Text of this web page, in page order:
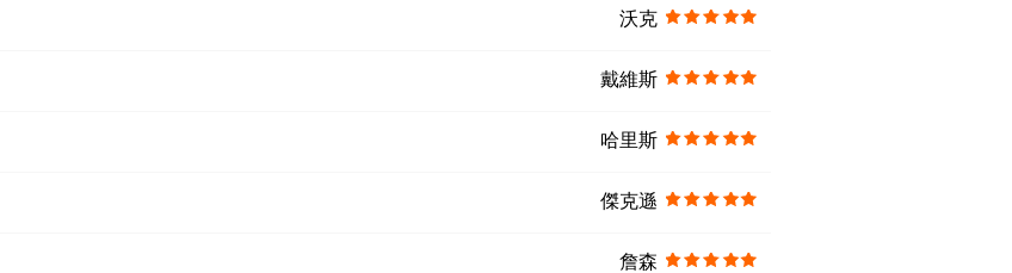
沃克
戴維斯
哈里斯
傑克遜
詹森